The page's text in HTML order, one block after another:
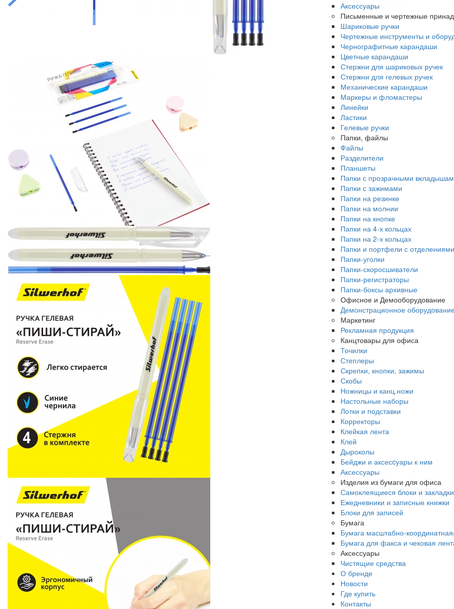
Аксессуары
Письменные и чертежные
Шариковые ручки
Чертежные инструменты и
Чернографитные карандаши
Цветные карандаши
Стержни для шариковых ручек
Стержни для гелевых ручек
Механические карандаши
Маркеры и фломастеры
Линейки
Ластики
Гелевые ручки
Папки, файлы
Файлы
Разделители
Планшеты
Папки с прозрачными
Папки с зажимами
Папки на резинке
Папки на молнии
Папки на кнопке
Папки на 4-х кольцах
Папки на 2-х кольцах
Папки и портфели с отделениями
Папки-уголки
Папки-скоросшиватели
Папки-регистраторы
Папки-боксы архивные
Офисное и Демооборудование
Демонстрационное
Маркетинг
Рекламная продукция
Канцтовары для офиса
Точилки
Степлеры
Скрепки, кнопки, зажимы
Скобы
Ножницы и канц.ножи
Настольные наборы
Лотки и подставки
Корректоры
Клейкая лента
Клей
Дыроколы
Бейджи и аксесcуары к ним
Аксессуары
Изделия из бумаги для офиса
Самоклеящиеся блоки и закладки
Ежедневники и записные книжки
Блоки для записей
Бумага
Бумага масштабно-
Бумага для факса и чековая
Аксессуары
Чистящие средства
О бренде
Новости
Где купить
Контакты